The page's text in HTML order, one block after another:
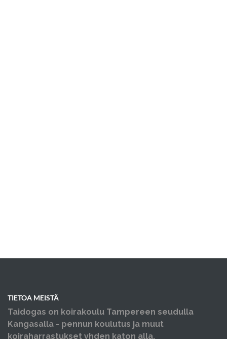
TIETOA MEISTÄ
Taidogas on koirakoulu Tampereen seudulla
Kangasalla - pennun koulutus ja muut
koiraharrastukset yhden katon alla.